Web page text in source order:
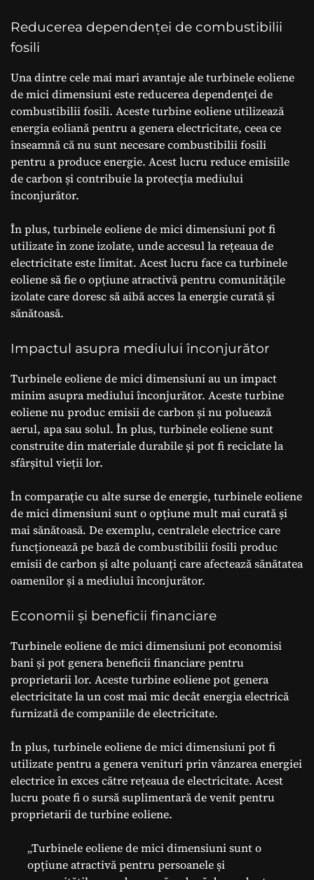
Reducerea dependenței de combustibilii
fosili
Una dintre cele mai mari avantaje ale turbinele eoliene
de mici dimensiuni este reducerea dependenței de
combustibilii fosili. Aceste turbine eoliene utilizează
energia eoliană pentru a genera electricitate, ceea ce
înseamnă că nu sunt necesare combustibilii fosili
pentru a produce energie. Acest lucru reduce emisiile
de carbon și contribuie la protecția mediului
înconjurător.
În plus, turbinele eoliene de mici dimensiuni pot fi
utilizate în zone izolate, unde accesul la rețeaua de
electricitate este limitat. Acest lucru face ca turbinele
eoliene să fie o opțiune atractivă pentru comunitățile
izolate care doresc să aibă acces la energie curată și
sănătoasă.
Impactul asupra mediului înconjurător
Turbinele eoliene de mici dimensiuni au un impact
minim asupra mediului înconjurător. Aceste turbine
eoliene nu produc emisii de carbon și nu poluează
aerul, apa sau solul. În plus, turbinele eoliene sunt
construite din materiale durabile și pot fi reciclate la
sfârșitul vieții lor.
În comparație cu alte surse de energie, turbinele eoliene
de mici dimensiuni sunt o opțiune mult mai curată și
mai sănătoasă. De exemplu, centralele electrice care
funcționează pe bază de combustibilii fosili produc
emisii de carbon și alte poluanți care afectează sănătatea
oamenilor și a mediului înconjurător.
Economii și beneficii financiare
Turbinele eoliene de mici dimensiuni pot economisi
bani și pot genera beneficii financiare pentru
proprietarii lor. Aceste turbine eoliene pot genera
electricitate la un cost mai mic decât energia electrică
furnizată de companiile de electricitate.
În plus, turbinele eoliene de mici dimensiuni pot fi
utilizate pentru a genera venituri prin vânzarea energiei
electrice în exces către rețeaua de electricitate. Acest
lucru poate fi o sursă suplimentară de venit pentru
proprietarii de turbine eoliene.
„Turbinele eoliene de mici dimensiuni sunt o
opțiune atractivă pentru persoanele și